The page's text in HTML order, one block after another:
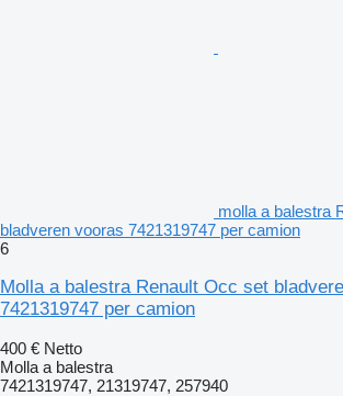
molla a balestra
bladveren vooras 7421319747 per camion
6
Molla a balestra Renault Occ set
7421319747 per camion
400 € Netto
Molla a balestra
7421319747, 21319747, 257940